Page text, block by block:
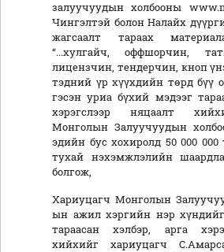
залуучуудын холбооны
Чингэлтэй болон Налайх
жагсаалт тараах
“...хулгайч, оффшорчин,
лицензчин, тендерчин, кноп
тэдний үр хүүхдийн төрд бүү
гэсэн уриа бүхий мэдээг
хэрэгслээр няцаалт
Монголын Залуучуудын
эдийн бус хохиролд 50 000 000
тухай нэхэмжлэлийн
болгож,
Хариуцагч Монголын
ын ажил хэргийн нэр хүндийг
тараасан хэлбэр, арга
хийхийг хариуцагч